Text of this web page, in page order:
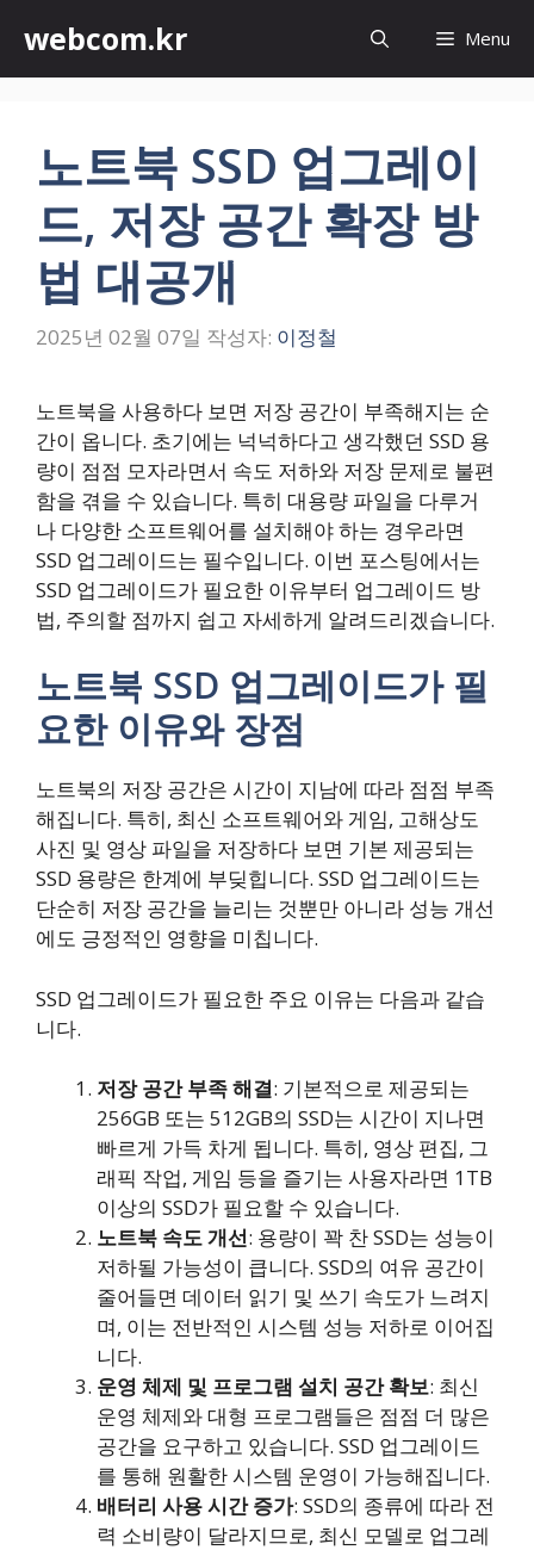
츠
webcom.kr Menu
노트북 SSD 업그레이
드, 저장 공간 확장 방
법 대공개
2025년 02월 07일 작성자: 이정철
노트북을 사용하다 보면 저장 공간이 부족해지는 순
간이 옵니다. 초기에는 넉넉하다고 생각했던 SSD 용
량이 점점 모자라면서 속도 저하와 저장 문제로 불편
함을 겪을 수 있습니다. 특히 대용량 파일을 다루거
나 다양한 소프트웨어를 설치해야 하는 경우라면
SSD 업그레이드는 필수입니다. 이번 포스팅에서는
SSD 업그레이드가 필요한 이유부터 업그레이드 방
법, 주의할 점까지 쉽고 자세하게 알려드리겠습니다.
노트북 SSD 업그레이드가 필
요한 이유와 장점
노트북의 저장 공간은 시간이 지남에 따라 점점 부족
해집니다. 특히, 최신 소프트웨어와 게임, 고해상도
사진 및 영상 파일을 저장하다 보면 기본 제공되는
SSD 용량은 한계에 부딪힙니다. SSD 업그레이드는
단순히 저장 공간을 늘리는 것뿐만 아니라 성능 개선
에도 긍정적인 영향을 미칩니다.
SSD 업그레이드가 필요한 주요 이유는 다음과 같습
니다.
저장 공간 부족 해결: 기본적으로 제공되는
256GB 또는 512GB의 SSD는 시간이 지나면
빠르게 가득 차게 됩니다. 특히, 영상 편집, 그
래픽 작업, 게임 등을 즐기는 사용자라면 1TB
이상의 SSD가 필요할 수 있습니다.
노트북 속도 개선: 용량이 꽉 찬 SSD는 성능이
저하될 가능성이 큽니다. SSD의 여유 공간이
줄어들면 데이터 읽기 및 쓰기 속도가 느려지
며, 이는 전반적인 시스템 성능 저하로 이어집
니다.
운영 체제 및 프로그램 설치 공간 확보: 최신
운영 체제와 대형 프로그램들은 점점 더 많은
공간을 요구하고 있습니다. SSD 업그레이드
를 통해 원활한 시스템 운영이 가능해집니다.
배터리 사용 시간 증가: SSD의 종류에 따라 전
력 소비량이 달라지므로, 최신 모델로 업그레